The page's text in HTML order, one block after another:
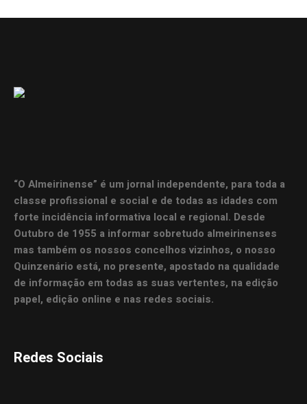
“O Almeirinense” é um jornal independente, para toda a
classe profissional e social e de todas as idades com
forte incidência informativa local e regional. Desde
Outubro de 1955 a informar sobretudo almeirinenses
mas também os nossos concelhos vizinhos, o nosso
Quinzenário está, no presente, apostado na qualidade
de informação em todas as suas vertentes, na edição
papel, edição online e nas redes sociais.
Redes Sociais